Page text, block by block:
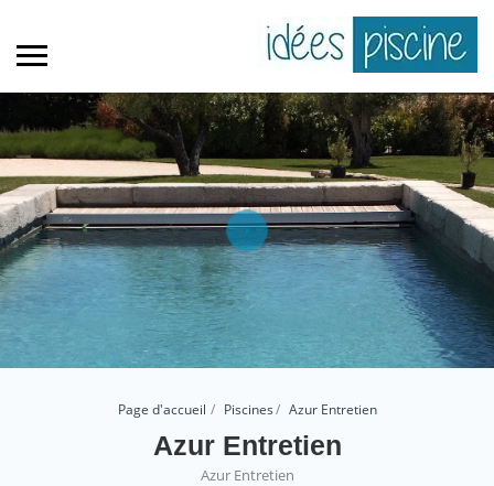
Page d'accueil Piscines Azur Entretien
Azur Entretien
Azur Entretien